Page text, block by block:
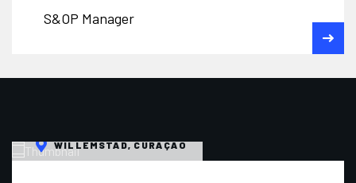
S&OP Manager
WILLEMSTAD, CURAÇAO